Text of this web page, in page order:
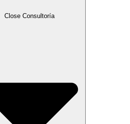
Close Consultoría